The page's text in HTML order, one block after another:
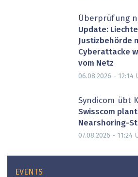
Überprüfung
Update:
Justizbehörde
Cyberattacke
vom Netz
06.08.2026 - 12:14
Syndicom übt
Swisscom
Nearshoring-
07.08.2026 - 11:24
EVENTS